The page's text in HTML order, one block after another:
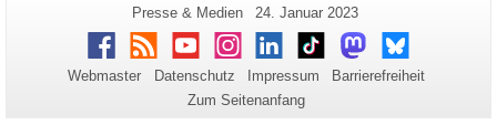
Zusätzliche
Informationen
zu
dieser
Seite
Seiten-
Name:
Presse & Medien
Letzte
Aktualisierung:
24. Januar 2023
Facebook
RSS YoutubeInstagram
LinkedInTikTokMastodonBluesky
Webmaster Datenschutz Impressum
Barrierefreiheit
Zum Seitenanfang